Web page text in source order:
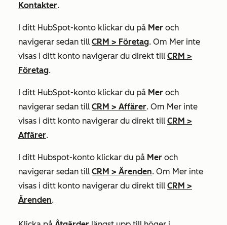
Kontakter.
I ditt HubSpot-konto klickar du på Mer och
navigerar sedan till CRM > Företag. Om Mer inte
visas i ditt konto navigerar du direkt till CRM >
Företag.
I ditt HubSpot-konto klickar du på Mer och
navigerar sedan till CRM > Affärer. Om Mer inte
visas i ditt konto navigerar du direkt till CRM >
Affärer.
I ditt Hubspot-konto klickar du på Mer och
navigerar sedan till CRM > Ärenden. Om Mer inte
visas i ditt konto navigerar du direkt till CRM >
Ärenden.